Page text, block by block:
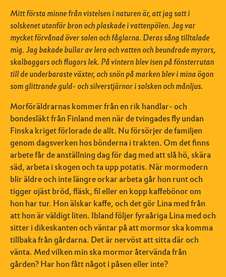
Mitt första minne från vistelsen i naturen är, att jag satt i
solskenet utanför bron och plaskade i vattenpölen. Jag var
mycket förvånad över solen och fåglarna. Deras sång tilltalade
mig. Jag bakade bullar av lera och vatten och beundrade myrors,
skalbaggars och flugors lek. På vintern blev isen på fönsterrutan
till de underbaraste växter, och snön på marken blev i mina ögon
som glittrande guld- och silverstjärnor i solsken och månljus.
Morföräldrarnas kommer från en rik handlar- och
bondesläkt från Finland men när de tvingades fly undan
Finska kriget förlorade de allt. Nu försörjer de familjen
genom dagsverken hos bönderna i trakten. Om det finns
arbete får de anställning dag för dag med att slå hö, skära
säd, arbeta i skogen och ta upp potatis. När mormodern
blir äldre och inte längre orkar arbeta går hon runt och
tigger ojäst bröd, fläsk, fil eller en kopp kaffebönor om
hon har tur. Hon älskar kaffe, och det gör Lina med från
att hon är väldigt liten. Ibland följer fyraåriga Lina med och
sitter i dikeskanten och väntar på att mormor ska komma
tillbaka från gårdarna. Det är nervöst att sitta där och
vänta. Med vilken min ska mormor återvända från
gården? Har hon fått något i påsen eller inte?